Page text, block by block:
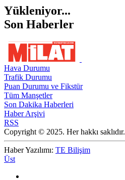
Yükleniyor...
Son Haberler
Hava Durumu
Trafik Durumu
Puan Durumu ve Fikstür
Tüm Manşetler
Son Dakika Haberleri
Haber Arşivi
RSS
Copyright © 2025. Her hakkı saklıdır.
Haber Yazılımı: TE Bilişim
Üst